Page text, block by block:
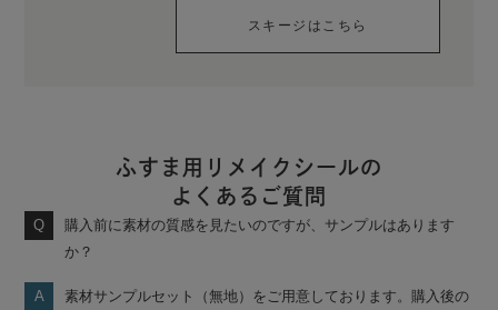
スキージはこちら
ふすま用リメイクシールの
よくあるご質問
購入前に素材の質感を見たいのですが、サンプルはあります
か？
素材サンプルセット（無地）をご用意しております。購入後の